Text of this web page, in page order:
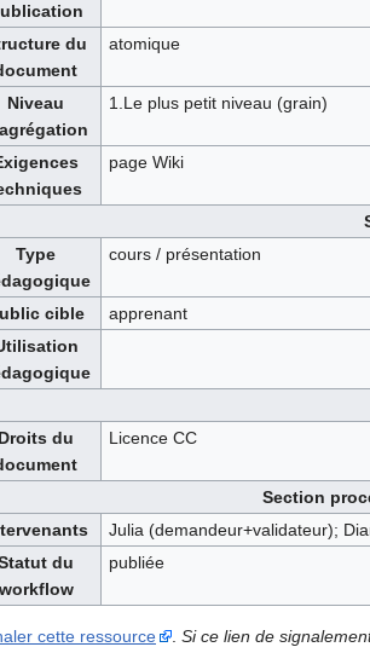
du
atomique
Niveau
1.Le plus petit niveau (grain)
page Wiki
Type
cours / présentation
cible
apprenant
Droits du
Licence CC
Section
Julia (demandeur+validateur);
du
workflow
publiée
cette ressource
Si ce lien de